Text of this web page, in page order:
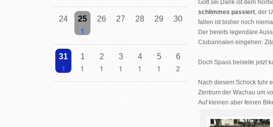
24 25 26 27 28 29 30
31 1 2 3 4 5
Einzelne Veranstaltung
6
2 Veranstaltungen
Gott sei Dank ist dem
schlimmes passiert, der
fallen ist bisher noch
Der bereits legendäre
Clubannalen eingehen:
Doch Spass beiseite jetzt
Nach diesem Schock fuhr
Zentrum der Wachau um
Auf kleinen aber feinen